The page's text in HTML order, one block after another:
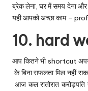
ब्रेक लेना, घर में समय देना
यही आपको अच्छा काम –
10. hard
आप कितने भी shortcut
के बिना सफलता मिल नहीं
आज कल रातोरात करोड़पति